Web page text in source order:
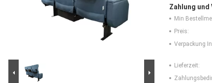
Zahlung und
Min
Preis:
Verpackung
Lieferzeit: